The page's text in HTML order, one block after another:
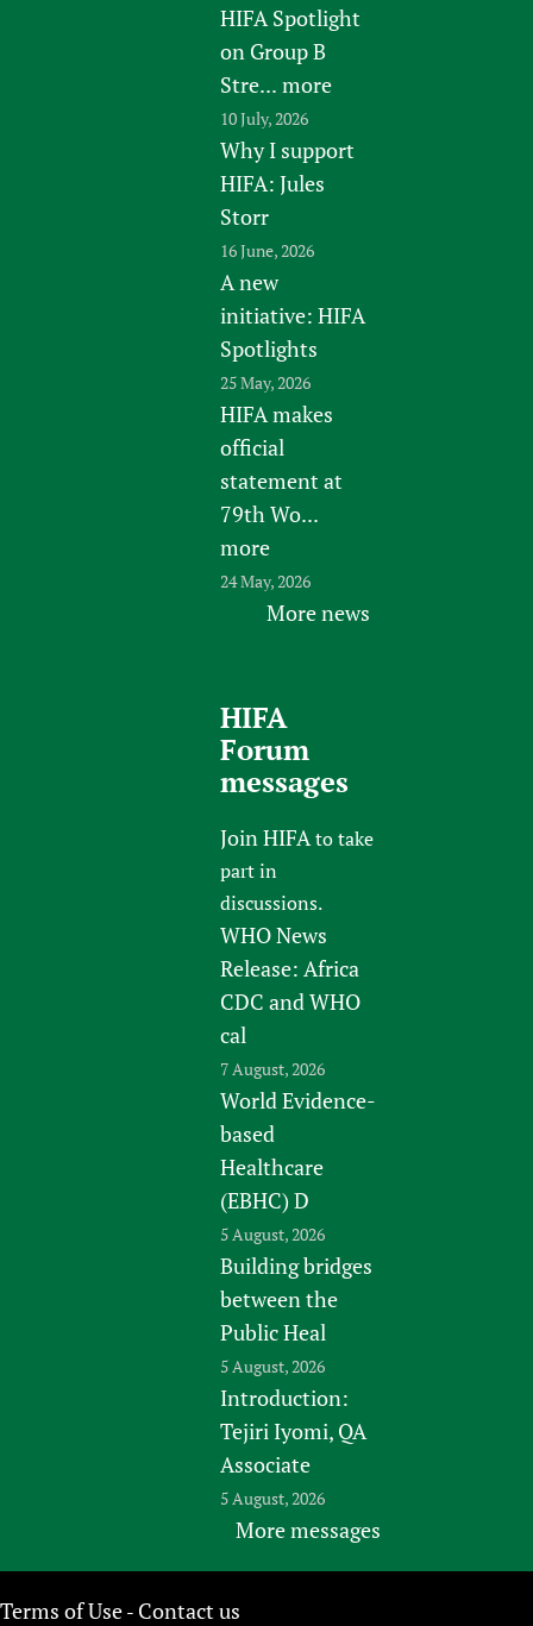
HIFA Spotlight
on Group B
Stre... more
10 July, 2026
Why I support
HIFA: Jules
Storr
16 June, 2026
A new
initiative: HIFA
Spotlights
25 May, 2026
HIFA makes
official
statement at
79th Wo...
more
24 May, 2026
More news
HIFA
Forum
messages
Join HIFAto take
part in
discussions.
WHO News
Release: Africa
CDC and WHO
cal
7 August, 2026
World Evidence-
based
Healthcare
(EBHC) D
5 August, 2026
Building bridges
between the
Public Heal
5 August, 2026
Introduction:
Tejiri Iyomi, QA
Associate
5 August, 2026
More messages
Terms of Use- Contact us